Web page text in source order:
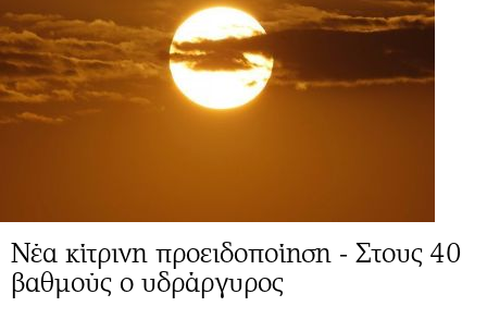
Νέα κίτρινη προειδοποίηση - Στους 40
βαθμούς ο υδράργυρος